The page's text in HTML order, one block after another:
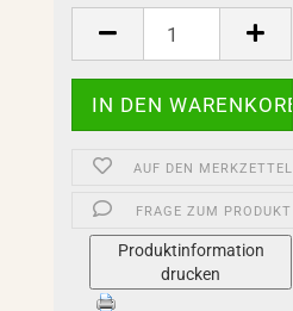
Stück
AUF DEN MERKZETTEL
FRAGE ZUM PRODUKT
Produktinformation
drucken